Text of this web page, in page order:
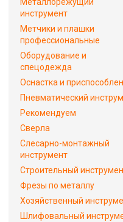
инструмент
Метчики и плашки
профессиональные
Оборудование и
спецодежда
Оснастка и
Пневматический
Рекомендуем
Сверла
Слесарно-монтажный
инструмент
Строительный
Фрезы по металлу
Хозяйственный
Шлифовальный